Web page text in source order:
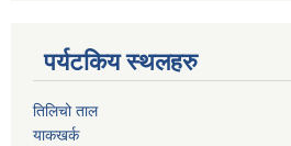
पर्यटकिय स्थलहरु
तिलिचो ताल
याकखर्क